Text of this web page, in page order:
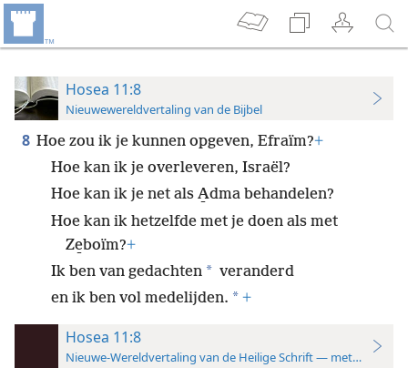
Hosea 11:8
Nieuwewereldvertaling van de Bijbel
8 Hoe zou ik je kunnen opgeven, Efraïm?+
Hoe kan ik je overleveren, Israël?
Hoe kan ik je net als A̱dma behandelen?
Hoe kan ik hetzelfde met je doen als met
Ze̱boïm?+
Ik ben van gedachten * veranderd
en ik ben vol medelijden. * +
Hosea 11:8
Nieuwe-Wereldvertaling van de Heilige Schrift — met